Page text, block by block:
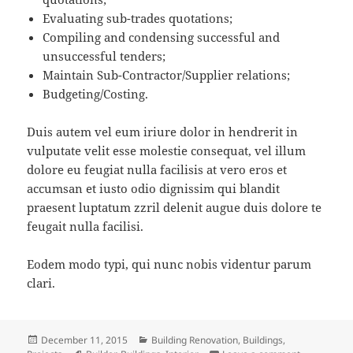
Evaluating sub-trades quotations;
Compiling and condensing successful and
unsuccessful tenders;
Maintain Sub-Contractor/Supplier relations;
Budgeting/Costing.
Duis autem vel eum iriure dolor in hendrerit in
vulputate velit esse molestie consequat, vel illum
dolore eu feugiat nulla facilisis at vero eros et
accumsan et iusto odio dignissim qui blandit
praesent luptatum zzril delenit augue duis dolore te
feugait nulla facilisi.
Eodem modo typi, qui nunc nobis videntur parum
clari.
Posted
December 11, 2015 Categories
Building Renovation, Buildings,